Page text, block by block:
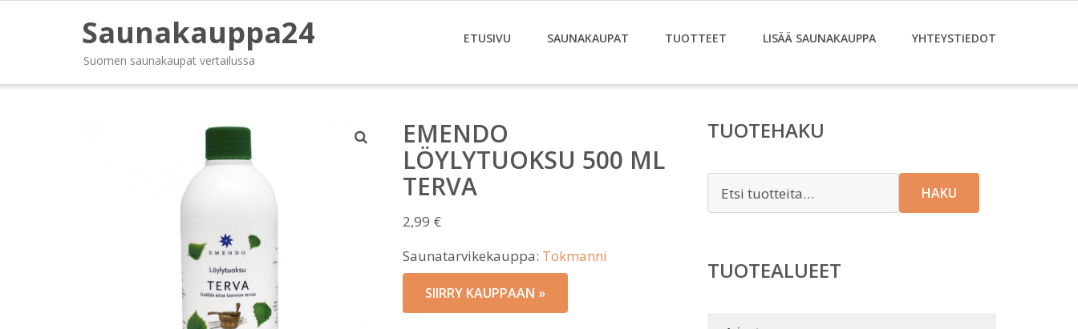
Saunakauppa24
Suomen saunakaupat vertailussa
ETUSIVU SAUNAKAUPAT TUOTTEET LISÄÄ SAUNAKAUPPA YHTEYSTIEDOT
EMENDO
LÖYLYTUOKSU 500 ML
TERVA
2,99 €
Saunatarvikekauppa: Tokmanni
SIIRRY KAUPPAAN »
TUOTEHAKU
HAKU
TUOTEALUEET